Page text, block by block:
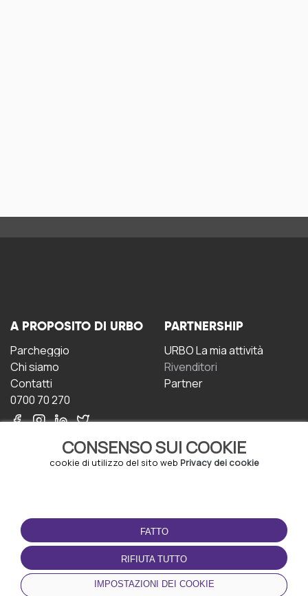
CONSENSO SUI COOKIE
cookie di utilizzo del sito web Privacy dei cookie
FATTO
RIFIUTA TUTTO
IMPOSTAZIONI DEI COOKIE
A PROPOSITO DI URBO
Parcheggio
Chi siamo
Contatti
0700 70 270
PARTNERSHIP
URBO La mia attività
Rivenditori
Partner
CONDIZIONI D'USO
Termini e Condizioni
Politica sulla riservatezza
Gestione dei Cookie
SCARICA L'APP